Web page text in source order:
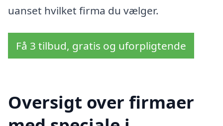
uanset hvilket firma du vælger.
Få 3 tilbud, gratis og uforpligtende
Oversigt over firmaer